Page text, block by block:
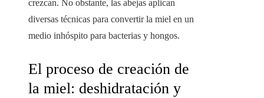
crezcan. No obstante, las abejas aplican
diversas técnicas para convertir la miel en un
medio inhóspito para bacterias y hongos.
El proceso de creación de
la miel: deshidratación y